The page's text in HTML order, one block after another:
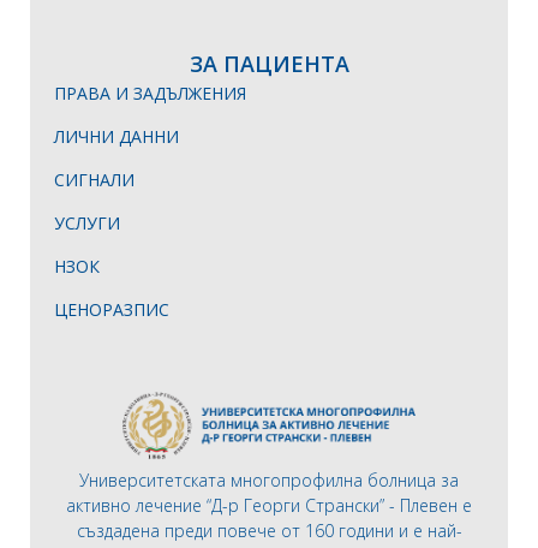
Университетската многопрофилна болница за
активно лечение “Д-р Георги Странски” - Плевен е
създадена преди повече от 160 години и е най-
ЗА ПАЦИЕНТА
ПРАВА И ЗАДЪЛЖЕНИЯ
ЛИЧНИ ДАННИ
СИГНАЛИ
УСЛУГИ
НЗОК
ЦЕНОРАЗПИС